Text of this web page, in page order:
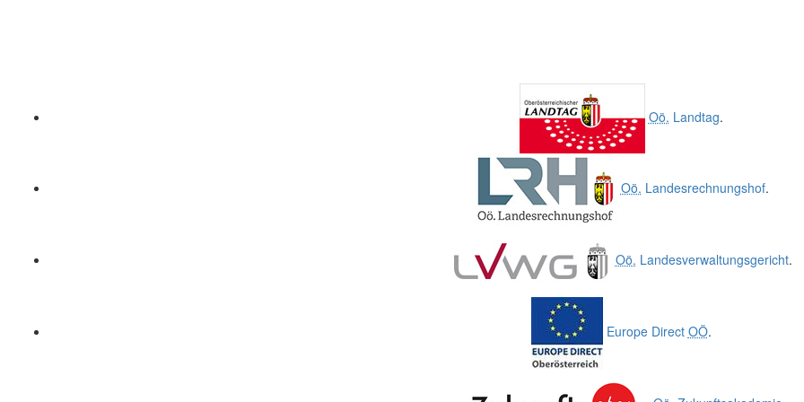
Oö. Landtag.
Oö. Landesrechnungshof.
Oö. Landesverwaltungsgericht.
Europe Direct OÖ.